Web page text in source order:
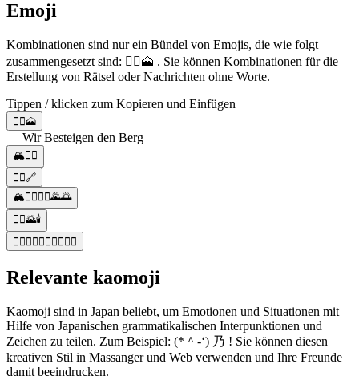
Emoji
Kombinationen sind nur ein Bündel von Emojis, die wie folgt
zusammengesetzt sind: 🧗‍♂️🗻 . Sie können Kombinationen für die
Erstellung von Rätsel oder Nachrichten ohne Worte.
Tippen / klicken zum Kopieren und Einfügen
🧗‍♂️🗻
— Wir Besteigen den Berg
🏔️🧗‍♂️
🧗‍♂️🔗
🏔️🧗‍♂️🧗‍♀️🌄🌅
🧗‍♂️🌄🕯️
🧗‍♂️🧗‍♀️🧗‍♂️🧗‍♀️🧗‍♂️
Relevante kaomoji
Kaomoji sind in Japan beliebt, um Emotionen und Situationen mit
Hilfe von Japanischen grammatikalischen Interpunktionen und
Zeichen zu teilen. Zum Beispiel: (*＾-‘) 乃 ! Sie können diesen
kreativen Stil in Massanger und Web verwenden und Ihre Freunde
damit beeindrucken.